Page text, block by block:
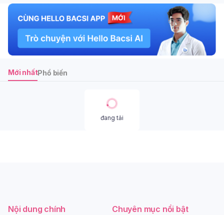
Mới nhấtPhổ biến
đang tải
Nội dung chính Chuyên mục nổi bật